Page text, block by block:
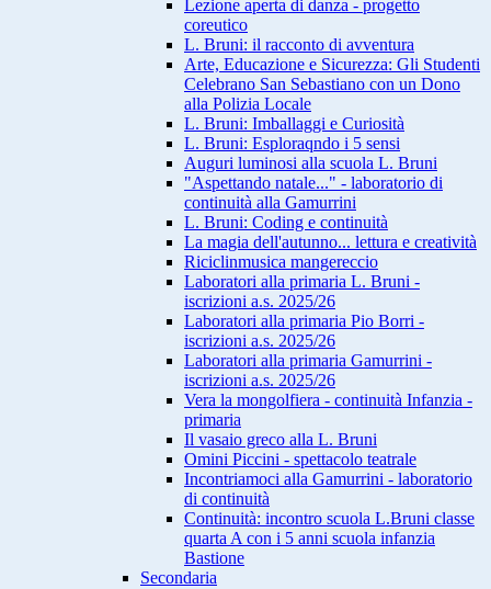
Lezione aperta di danza - progetto
coreutico
L. Bruni: il racconto di avventura
Arte, Educazione e Sicurezza: Gli Studenti
Celebrano San Sebastiano con un Dono
alla Polizia Locale
L. Bruni: Imballaggi e Curiosità
L. Bruni: Esploraqndo i 5 sensi
Auguri luminosi alla scuola L. Bruni
"Aspettando natale..." - laboratorio di
continuità alla Gamurrini
L. Bruni: Coding e continuità
La magia dell'autunno... lettura e creatività
Riciclinmusica mangereccio
Laboratori alla primaria L. Bruni -
iscrizioni a.s. 2025/26
Laboratori alla primaria Pio Borri -
iscrizioni a.s. 2025/26
Laboratori alla primaria Gamurrini -
iscrizioni a.s. 2025/26
Vera la mongolfiera - continuità Infanzia -
primaria
Il vasaio greco alla L. Bruni
Omini Piccini - spettacolo teatrale
Incontriamoci alla Gamurrini - laboratorio
di continuità
Continuità: incontro scuola L.Bruni classe
quarta A con i 5 anni scuola infanzia
Bastione
Secondaria